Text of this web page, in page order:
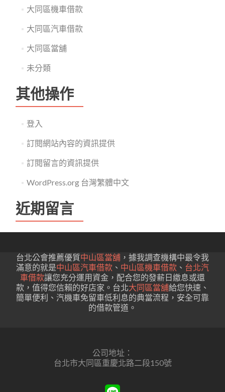
大同區機車借款
大同區汽車借款
大同區當舖
未分類
其他操作
登入
訂閱網站內容的資訊提供
訂閱留言的資訊提供
WordPress.org 台灣繁體中文
近期留言
台北公會推薦優質中山區當舖 ，據我調查機構中最令我
滿意的就是中山區汽車借款 、 中山區機車借款 、 台北汽
車借款讓您充分運用資金，配合您的發薪日繳息或還
款，值得您信賴的好店家。台北大同區當舖給您快速、
簡單便利、汽機車免留車低利息的典當流程，安全可靠
的借款管道。
公司地址：
台北市大同區重慶北路二段150號